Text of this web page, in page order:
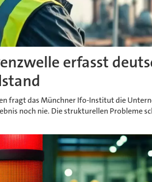
erfasst
fragt das Münchner Ifo-Institut die
noch nie. Die strukturellen Probleme